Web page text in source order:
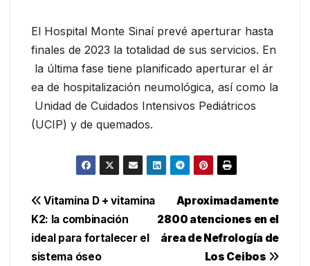
El Hospital Monte Sinaí prevé aperturar hasta
finales de 2023 la totalidad de sus servicios. En
la última fase tiene planificado aperturar el ár
ea de hospitalización neumológica, así como la
Unidad de Cuidados Intensivos Pediátricos
(UCIP) y de quemados.
Navegación
de
Aproximadamente
2800 atenciones en el
área de Nefrología de
Los Ceibos
Vitamina D + vitamina
K2: la combinación
ideal para fortalecer el
sistema óseo